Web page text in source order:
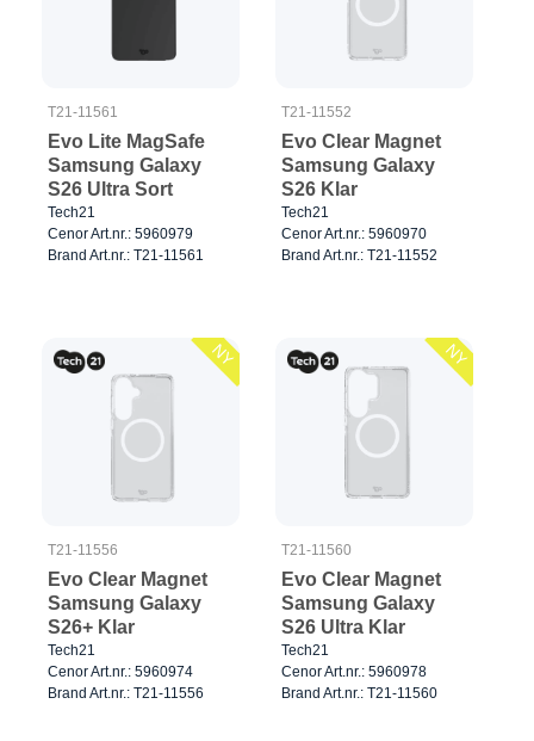
T21-11561
Evo Lite MagSafe
Samsung Galaxy
S26 Ultra Sort
Tech21
Cenor Art.nr.: 5960979
Brand Art.nr.: T21-11561
T21-11552
Evo Clear Magnet
Samsung Galaxy
S26 Klar
Tech21
Cenor Art.nr.: 5960970
Brand Art.nr.: T21-11552
NY
T21-11556
Evo Clear Magnet
Samsung Galaxy
S26+ Klar
Tech21
Cenor Art.nr.: 5960974
Brand Art.nr.: T21-11556
NY
T21-11560
Evo Clear Magnet
Samsung Galaxy
S26 Ultra Klar
Tech21
Cenor Art.nr.: 5960978
Brand Art.nr.: T21-11560